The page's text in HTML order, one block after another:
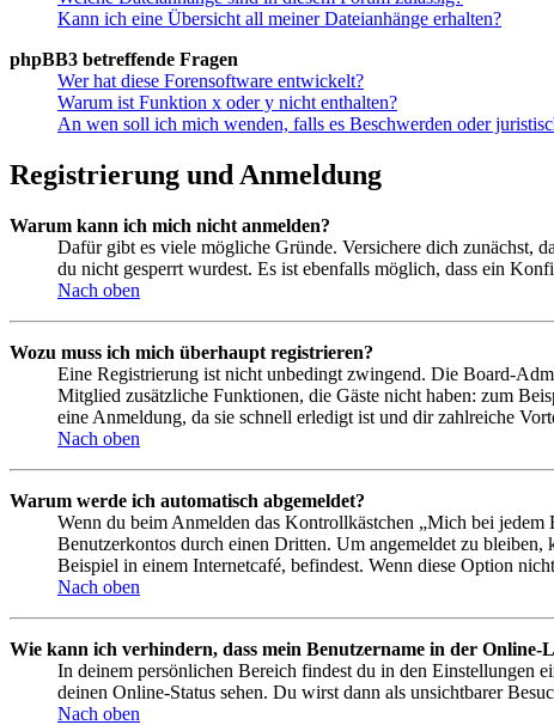
Kann ich eine Übersicht all meiner Dateianhänge erhalten?
phpBB3 betreffende Fragen
Wer hat diese Forensoftware entwickelt?
Warum ist Funktion x oder y nicht enthalten?
An wen soll ich mich wenden, falls es Beschwerden oder
Registrierung und Anmeldung
Warum kann ich mich nicht anmelden?
Dafür gibt es viele mögliche Gründe. Versichere dich zunächst,
du nicht gesperrt wurdest. Es ist ebenfalls möglich, dass ein
Nach oben
Wozu muss ich mich überhaupt registrieren?
Eine Registrierung ist nicht unbedingt zwingend. Die Board-
Mitglied zusätzliche Funktionen, die Gäste nicht haben: zum
eine Anmeldung, da sie schnell erledigt ist und dir zahlreiche
Nach oben
Warum werde ich automatisch abgemeldet?
Wenn du beim Anmelden das Kontrollkästchen „Mich bei
Benutzerkontos durch einen Dritten. Um angemeldet zu
Beispiel in einem Internetcafé, befindest. Wenn diese Option
Nach oben
Wie kann ich verhindern, dass mein Benutzername in der Online-
In deinem persönlichen Bereich findest du in den Einstellungen
deinen Online-Status sehen. Du wirst dann als unsichtbarer
Nach oben